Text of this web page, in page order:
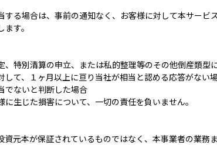
る場合は、事前の通知なく、お客様に対して本サービ
す。
特別清算の申立、または私的整理等のその他倒産類型
て、１ヶ月以上に亘り当社が相当と認める応答がない
でないと判断した場合
生じた損害について、一切の責任を負いません。
元本が保証されているものではなく、本事業者の業務